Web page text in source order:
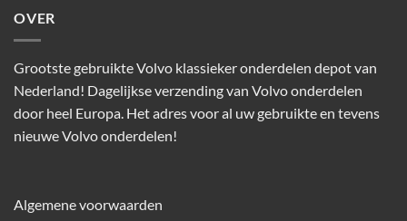
OVER
Grootste gebruikte Volvo klassieker onderdelen depot van
Nederland! Dagelijkse verzending van Volvo onderdelen
door heel Europa. Het adres voor al uw gebruikte en tevens
nieuwe Volvo onderdelen!
Algemene voorwaarden